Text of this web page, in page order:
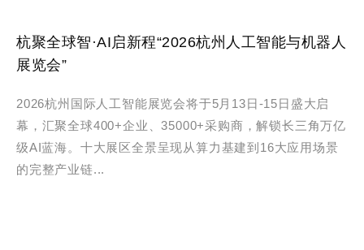
杭聚全球智·AI启新程“2026杭州人工智能与机器人
展览会”
2026杭州国际人工智能展览会将于5月13日-15日盛大启
幕，汇聚全球400+企业、35000+采购商，解锁长三角万亿
级AI蓝海。十大展区全景呈现从算力基建到16大应用场景
的完整产业链...